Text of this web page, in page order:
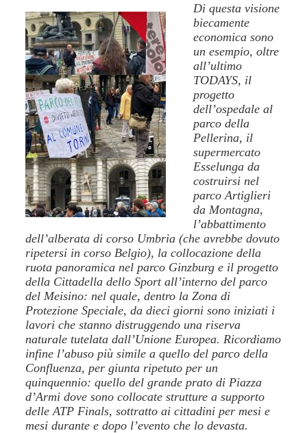
Di questa visione
biecamente
economica sono
un esempio, oltre
all’ultimo
TODAYS, il
progetto
dell’ospedale al
parco della
Pellerina, il
supermercato
Esselunga da
costruirsi nel
parco Artiglieri
da Montagna,
l’abbattimento
dell’alberata di corso Umbria (che avrebbe dovuto
ripetersi in corso Belgio), la collocazione della
ruota panoramica nel parco Ginzburg e il progetto
della Cittadella dello Sport all’interno del parco
del Meisino: nel quale, dentro la Zona di
Protezione Speciale, da dieci giorni sono iniziati i
lavori che stanno distruggendo una riserva
naturale tutelata dall’Unione Europea. Ricordiamo
infine l’abuso più simile a quello del parco della
Confluenza, per giunta ripetuto per un
quinquennio: quello del grande prato di Piazza
d’Armi dove sono collocate strutture a supporto
delle ATP Finals, sottratto ai cittadini per mesi e
mesi durante e dopo l’evento che lo devasta.